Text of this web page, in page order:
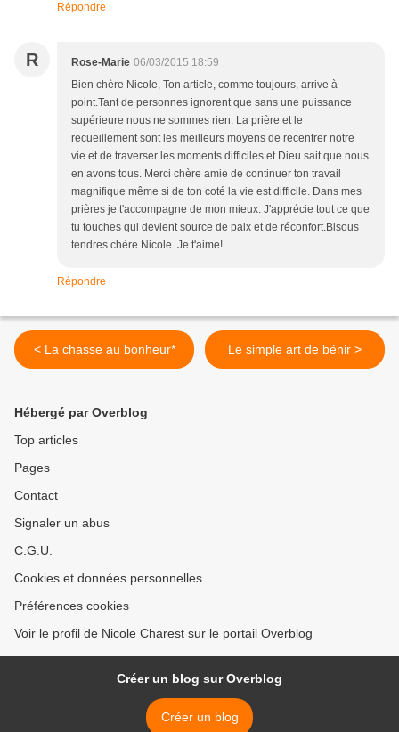
Répondre
R Rose-Marie 06/03/2015 18:59
Bien chère Nicole, Ton article, comme toujours, arrive à
point.Tant de personnes ignorent que sans une puissance
supérieure nous ne sommes rien. La prière et le
recueillement sont les meilleurs moyens de recentrer notre
vie et de traverser les moments difficiles et Dieu sait que nous
en avons tous. Merci chère amie de continuer ton travail
magnifique même si de ton coté la vie est difficile. Dans mes
prières je t'accompagne de mon mieux. J'apprécie tout ce que
tu touches qui devient source de paix et de réconfort.Bisous
tendres chère Nicole. Je t'aime!
Répondre
< La chasse au bonheur* Le simple art de bénir >
Hébergé par Overblog
Top articles
Pages
Contact
Signaler un abus
C.G.U.
Cookies et données personnelles
Préférences cookies
Voir le profil de Nicole Charest sur le portail Overblog
Créer un blog sur Overblog
Créer un blog